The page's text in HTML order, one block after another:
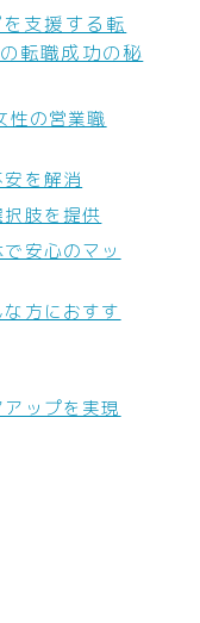
支援する転
転職成功の秘
性の営業職
を解消
肢を提供
安心のマッ
方におすす
ップを実現